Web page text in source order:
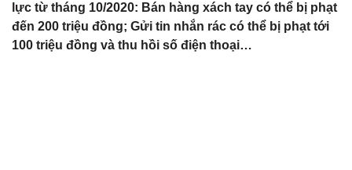
lực từ tháng 10/2020: Bán hàng xách tay có thể bị phạt
đến 200 triệu đồng; Gửi tin nhắn rác có thể bị phạt tới
100 triệu đồng và thu hồi số điện thoại…